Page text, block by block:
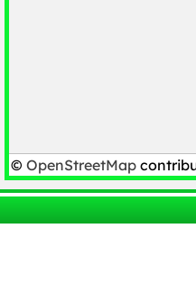
© OpenStreetMap